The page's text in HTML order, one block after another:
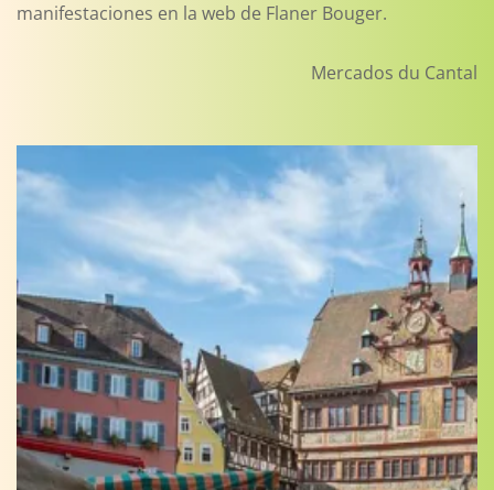
manifestaciones en la web de Flaner Bouger.
Mercados du Cantal